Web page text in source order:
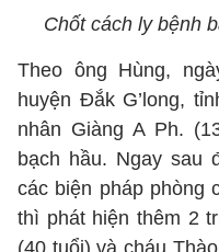
Chốt cách ly bệnh
Theo ông Hùng,
huyện Đắk G’long,
nhân Giàng A Ph.
bạch hầu. Ngay sau
các biện pháp phòng
thì phát hiện thêm 2
(40 tuổi) và cháu